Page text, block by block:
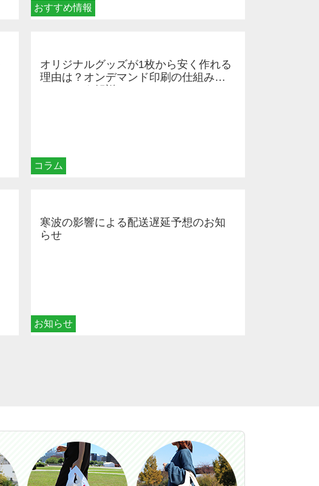
おすすめ情報
コラム
オリジナルグッズが1枚から安く作れる
理由は？オンデマンド印刷の仕組みと
お知らせ
寒波の影響による配送遅延予想のお知
らせ